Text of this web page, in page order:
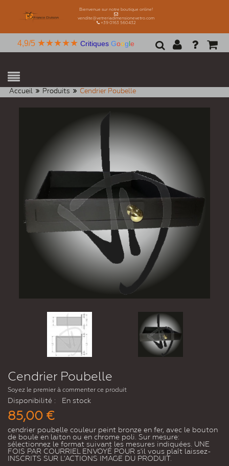
Bienvenue sur notre boutique online!
vendite@vetreriadimensionevetro.com
+39 0163 560432
4,9/5 ★★★★★ Critiques Google
Accueil Produits Cendrier Poubelle
Cendrier Poubelle
Soyez le premier à commenter ce produit
Disponibilité : En stock
85,00 €
cendrier poubelle couleur peint bronze en fer, avec le bouton
de boule en laiton ou en chrome poli. Sur mesure:
sélectionnez le format suivant les mesures indiquées. UNE
FOIS PAR COURRIEL ENVOYÉ POUR s'il vous plaît laissez-
INSCRITS SUR L'ACTIONS IMAGE DU PRODUIT.